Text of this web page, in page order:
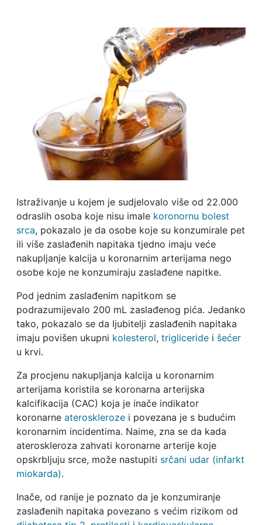
Istraživanje u kojem je sudjelovalo više od 22.000
odraslih osoba koje nisu imale koronornu bolest
srca, pokazalo je da osobe koje su konzumirale pet
ili više zaslađenih napitaka tjedno imaju veće
nakupljanje kalcija u koronarnim arterijama nego
osobe koje ne konzumiraju zaslađene napitke.
Pod jednim zaslađenim napitkom se
podrazumijevalo 200 mL zaslađenog pića. Jedanko
tako, pokazalo se da ljubitelji zaslađenih napitaka
imaju povišen ukupni kolesterol, trigliceridei šećer
u krvi.
Za procjenu nakupljanja kalcija u koronarnim
arterijama koristila se koronarna arterijska
kalcifikacija (CAC) koja je inače indikator
koronarne aterosklerozei povezana je s budućim
koronarnim incidentima. Naime, zna se da kada
ateroskleroza zahvati koronarne arterije koje
opskrbljuju srce, može nastupiti srčani udar (infarkt
miokarda).
Inače, od ranije je poznato da je konzumiranje
zaslađenih napitaka povezano s većim rizikom od